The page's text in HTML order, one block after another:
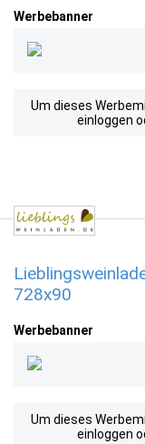
Werbebanner
Um dieses
einloggen
728x90
Werbebanner
Um dieses
einloggen